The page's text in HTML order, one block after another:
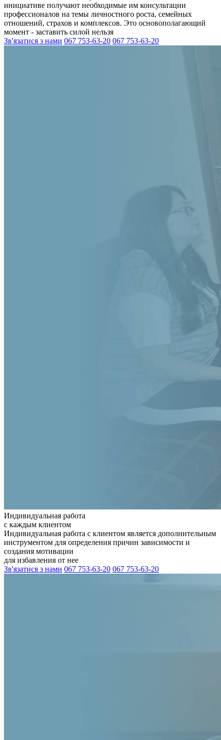
инициативе получают необходимые им консультации
профессионалов на темы личностного роста, семейных
отношений, страхов и комплексов. Это основополагающий
момент - заставить силой нельзя
Зв'язатися з нами 067 753-63-20 067 753-63-20
Индивидуальная работа
с каждым клиентом
Индивидуальная работа с клиентом является дополнительным
инструментом для определения причин зависимости и
создания мотивации
для избавления от нее
Зв'язатися з нами 067 753-63-20 067 753-63-20